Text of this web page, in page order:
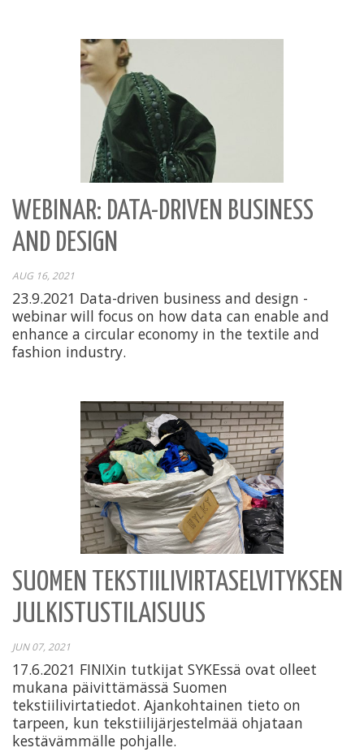
WEBINAR: DATA-DRIVEN BUSINESS
AND DESIGN
AUG 16, 2021
23.9.2021 Data-driven business and design -
webinar will focus on how data can enable and
enhance a circular economy in the textile and
fashion industry.
SUOMEN TEKSTIILIVIRTASELVITYKSEN
JULKISTUSTILAISUUS
JUN 07, 2021
17.6.2021 FINIXin tutkijat SYKEssä ovat olleet
mukana päivittämässä Suomen
tekstiilivirtatiedot. Ajankohtainen tieto on
tarpeen, kun tekstiilijärjestelmää ohjataan
kestävämmälle pohjalle.